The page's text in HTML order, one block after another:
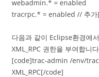
webadmin.* = enabled
tracrpc.* = enabled // 추
다음과 같이 Eclipse환경에
XML_RPC 권한을 부여합니
[code]trac-admin /env/
XML_RPC[/code]